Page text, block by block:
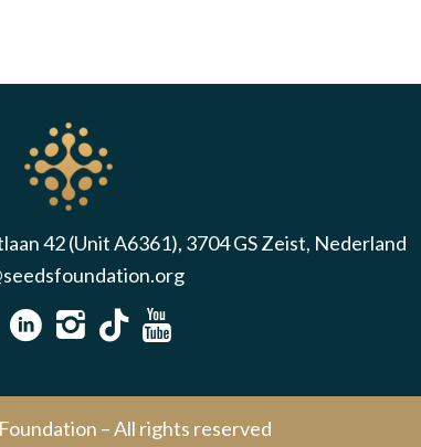
42 (Unit A6361), 3704 GS Zeist, Nederland
– All rights reserved